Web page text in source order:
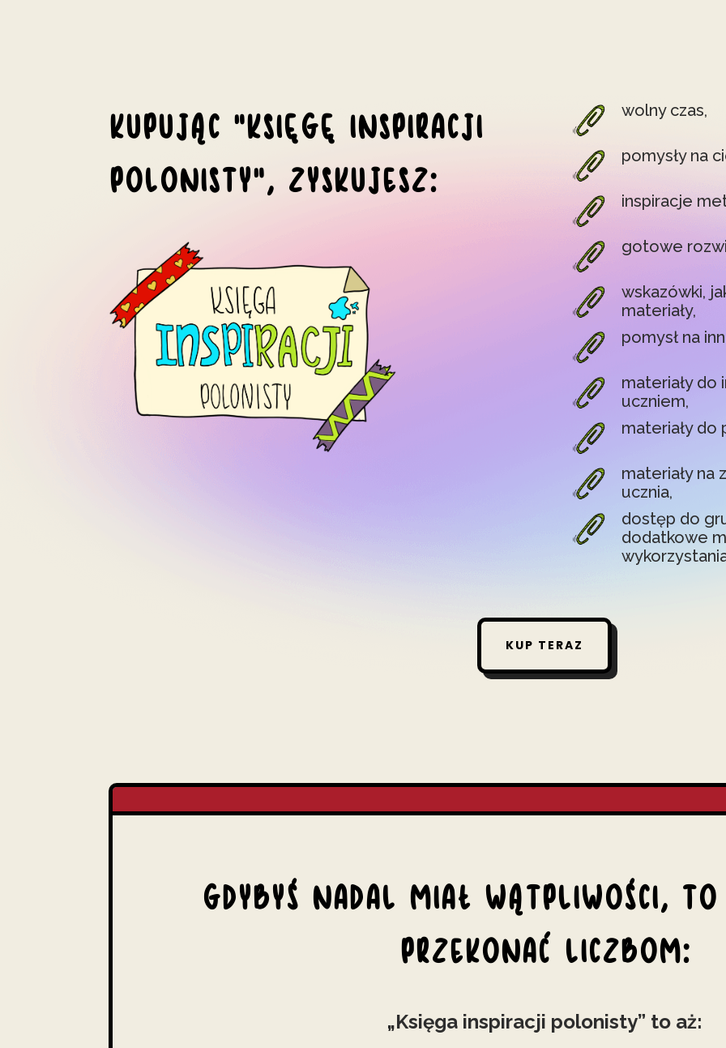
KUPUJĄC „KSIĘGĘ INSPIRACJI
POLONISTY”, ZYSKUJESZ:
wolny czas,
pomysły na
inspiracje
gotowe
wskazówki,
materiały,
pomysł na
materiały do
uczniem,
materiały do
materiały na
ucznia,
dostęp do
dodatkowe
KUP TERAZ
GDYBYŚ NADAL MIAŁ WĄTPLIWOŚCI,
PRZEKONAĆ LICZBOM:
„Księga inspiracji polonisty” to aż: